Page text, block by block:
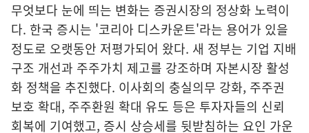
무엇보다 눈에 띄는 변화는 증권시장의 정상화 노력이
다. 한국 증시는 '코리아 디스카운트'라는 용어가 있을
정도로 오랫동안 저평가되어 왔다. 새 정부는 기업 지배
구조 개선과 주주가치 제고를 강조하며 자본시장 활성
화 정책을 추진했다. 이사회의 충실의무 강화, 주주권
보호 확대, 주주환원 확대 유도 등은 투자자들의 신뢰
회복에 기여했고, 증시 상승세를 뒷받침하는 요인 가운